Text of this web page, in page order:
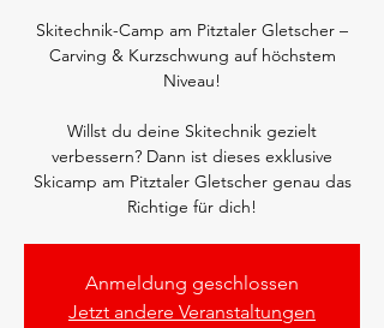
Skitechnik-Camp am Pitztaler Gletscher –
Carving & Kurzschwung auf höchstem
Niveau!
Willst du deine Skitechnik gezielt
verbessern? Dann ist dieses exklusive
Skicamp am Pitztaler Gletscher genau das
Richtige für dich!
Anmeldung geschlossen
Jetzt andere Veranstaltungen